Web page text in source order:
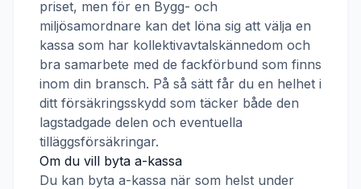
priset, men för en Bygg- och
miljösamordnare kan det löna sig att välja en
kassa som har kollektivavtalskännedom och
bra samarbete med de fackförbund som finns
inom din bransch. På så sätt får du en helhet i
ditt försäkringsskydd som täcker både den
lagstadgade delen och eventuella
tilläggsförsäkringar.
Om du vill byta a-kassa
Du kan byta a-kassa när som helst under